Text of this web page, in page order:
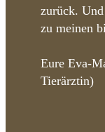
zurück.
zu meinen
Eure Eva-
Tierärztin)